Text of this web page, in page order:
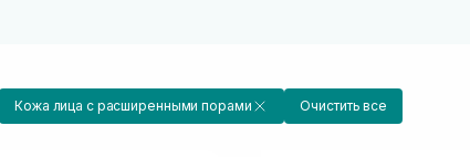
Кожа лица с расширенными порами Очистить все